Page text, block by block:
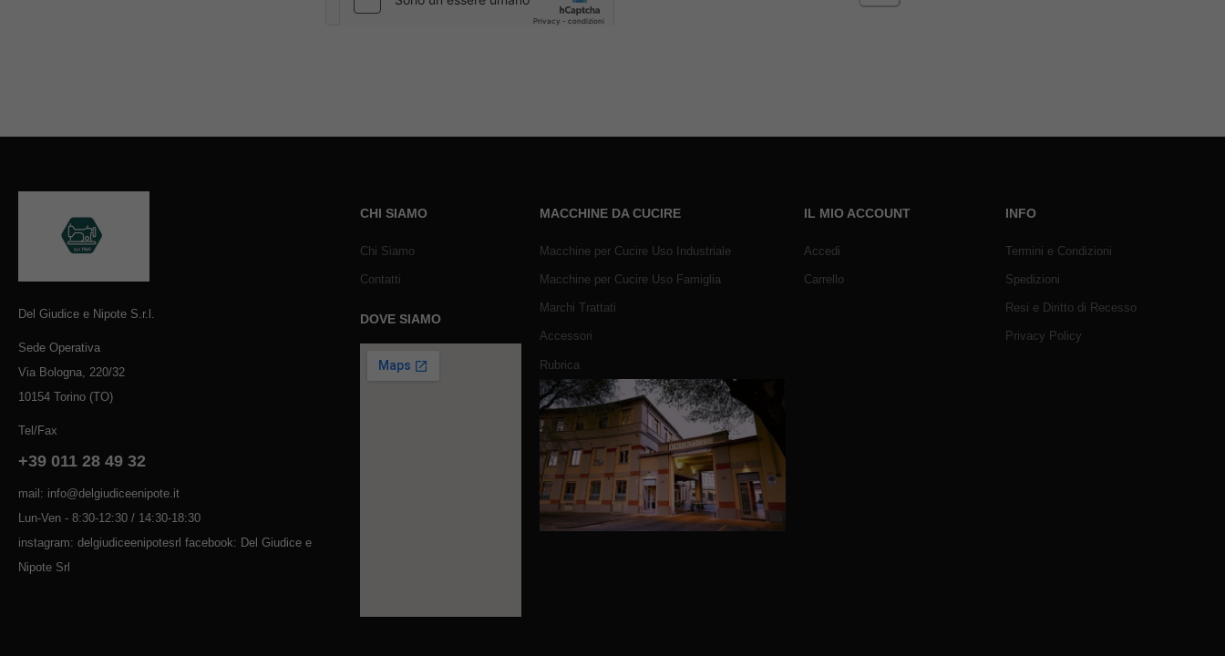
Del Giudice e Nipote S.r.l.
Sede Operativa
Via Bologna, 220/32
10154 Torino (TO)
Tel/Fax
+39 011 28 49 32
mail: info@delgiudiceenipote.it
Lun-Ven - 8:30-12:30 / 14:30-18:30
instagram: delgiudiceenipotesrl facebook: Del Giudice e
Nipote Srl
CHI SIAMO
Chi Siamo
Contatti
DOVE SIAMO
MACCHINE DA CUCIRE
Macchine per Cucire Uso Industriale
Macchine per Cucire Uso Famiglia
Marchi Trattati
Accessori
Rubrica
IL MIO ACCOUNT
Accedi
Carrello
INFO
Termini e Condizioni
Spedizioni
Resi e Diritto di Recesso
Privacy Policy